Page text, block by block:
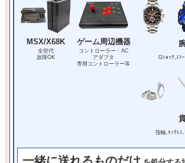
MSX/X68K
全世代
故障OK
ゲーム周辺機器
コントローラー・AC
アダプタ
専用コントローラー等
Gｼｮｯｸ,ｽﾏ
指輪,ﾈｯｸﾚｽ